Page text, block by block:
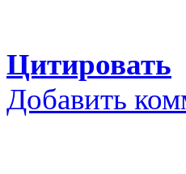
Цитировать
Добавить